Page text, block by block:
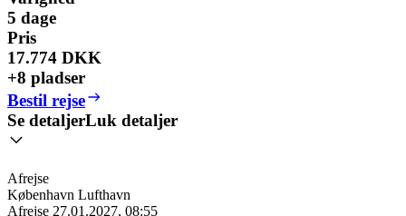
5 dage
Pris
17.774 DKK
+8 pladser
Bestil rejse
Se detaljerLuk detaljer
Afrejse
København Lufthavn
Afrejse 27.01.2027, 08:55